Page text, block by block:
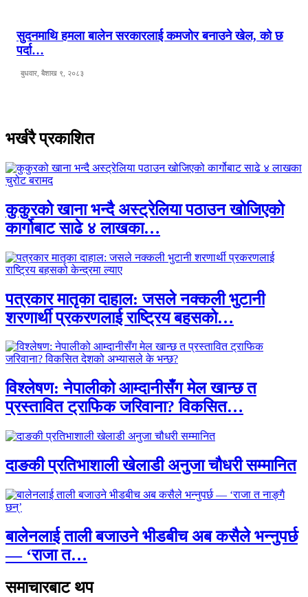
सुदनमाथि हमला बालेन सरकारलाई कमजोर बनाउने खेल, को छ
पर्दा…
बुधवार, बैशाख ९, २०८३
भर्खरै प्रकाशित
कुकुरको खाना भन्दै अस्ट्रेलिया पठाउन खोजिएको
कार्गोबाट साढे ४ लाखका…
पत्रकार मातृका दाहाल: जसले नक्कली भुटानी
शरणार्थी प्रकरणलाई राष्ट्रिय बहसको…
विश्लेषण: नेपालीको आम्दानीसँग मेल खान्छ त
प्रस्तावित ट्राफिक जरिवाना? विकसित…
दाङकी प्रतिभाशाली खेलाडी अनुजा चौधरी सम्मानित
बालेनलाई ताली बजाउने भीडबीच अब कसैले भन्नुपर्छ
— ‘राजा त…
समाचारबाट थप